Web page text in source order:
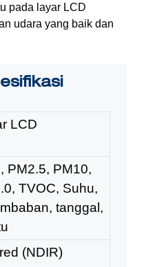
pada layar LCD
udara yang baik dan
LCD
PM2.5, PM10,
TVOC, Suhu,
tanggal,
(NDIR)